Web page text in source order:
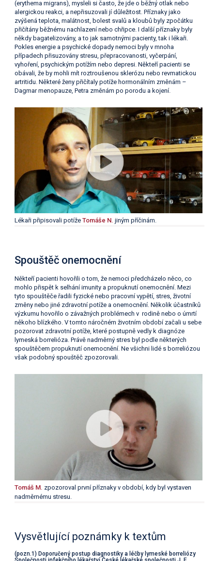
(erythema migrans), mysleli si často, že jde o běžný otlak nebo
alergickou reakci, a nepřisuzovali jí důležitost. Příznaky jako
zvýšená teplota, malátnost, bolest svalů a kloubů byly zpočátku
přičítány běžnému nachlazení nebo chřipce. I další příznaky byly
někdy bagatelizovány, a to jak samotnými pacienty, tak i lékaři.
Pokles energie a psychické dopady nemoci byly v mnoha
případech přisuzovány stresu, přepracovanosti, vyčerpání,
vyhoření, psychickým potížím nebo depresi. Někteří pacienti se
obávali, že by mohli mít roztroušenou sklerózu nebo revmatickou
artritidu. Některé ženy přičítaly potíže hormonálním změnám –
Dagmar menopauze, Petra změnám po porodu a kojení.
Lékaři připisovali potíže Tomáše N. jiným příčinám.
Spouštěč onemocnění
Někteří pacienti hovořili o tom, že nemoci předcházelo něco, co
mohlo přispět k selhání imunity a propuknutí onemocnění. Mezi
tyto spouštěče řadili fyzické nebo pracovní vypětí, stres, životní
změny nebo jiné zdravotní potíže a onemocnění. Několik účastníků
výzkumu hovořilo o závažných problémech v rodině nebo o úmrtí
někoho blízkého. V tomto náročném životním období začali u sebe
pozorovat zdravotní potíže, které postupně vedly k diagnóze
lymeská borrelióza. Právě nadměrný stres byl podle některých
spouštěčem propuknutí onemocnění. Ne všichni lidé s borreliózou
však podobný spouštěč zpozorovali.
Tomáš M. zpozoroval první příznaky v období, kdy byl vystaven
nadměrnému stresu.
Vysvětlující poznámky k textům
(pozn.1) Doporučený postup diagnostiky a léčby lymeské borreliózy